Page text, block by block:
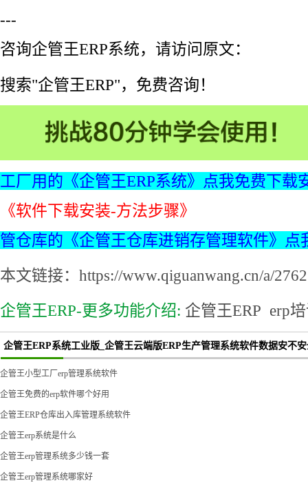
---
咨询企管王ERP系统，请访问原文：
搜索"企管王ERP"，免费咨询！
工厂用的《企管王ERP系统》点我免费下载
《软件下载安装-方法步骤》
管仓库的《企管王仓库进销存管理软件》点
本文链接：https://www.qiguanwang.cn/a/
企管王ERP-更多功能介绍: 企管王ERP erp
企管王ERP系统工业版_企管王云端版ERP生产管理系统软件数据安不
企管王小型工厂erp管理系统软件
企管王免费的erp软件哪个好用
企管王ERP仓库出入库管理系统软件
企管王erp系统是什么
企管王erp管理系统多少钱一套
企管王erp管理系统哪家好